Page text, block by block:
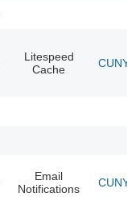
Litespeed
Cache
CUNY
Email
Notifications
CUNY